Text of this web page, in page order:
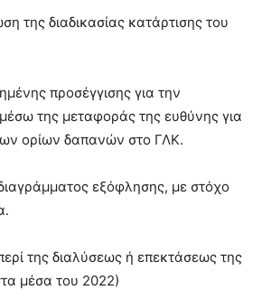
της διαδικασίας κατάρτισης του
προσέγγισης για την
της μεταφοράς της ευθύνης για
ορίων δαπανών στο ΓΛΚ.
εξόφλησης, με στόχο
της διαλύσεως ή επεκτάσεως της
μέσα του 2022)